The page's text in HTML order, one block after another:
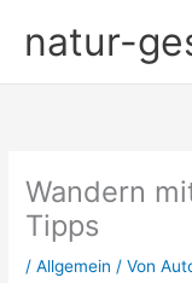
Inhaltnatur-
Wandern
Tipps
/Allgemein / Von